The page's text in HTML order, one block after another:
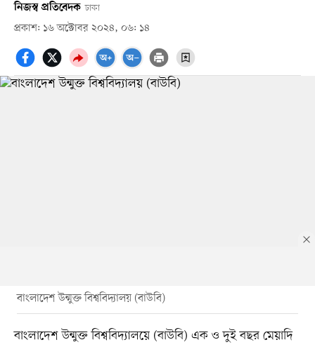
নিজস্ব প্রতিবেদক ঢাকা
প্রকাশ: ১৬ অক্টোবর ২০২৪, ০৬: ১৪
বাংলাদেশ উন্মুক্ত বিশ্ববিদ্যালয় (বাউবি)
বাংলাদেশ উন্মুক্ত বিশ্ববিদ্যালয়ে (বাউবি) এক ও দুই বছর মেয়াদি